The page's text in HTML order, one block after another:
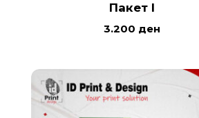
Пакет I
3.200 ден